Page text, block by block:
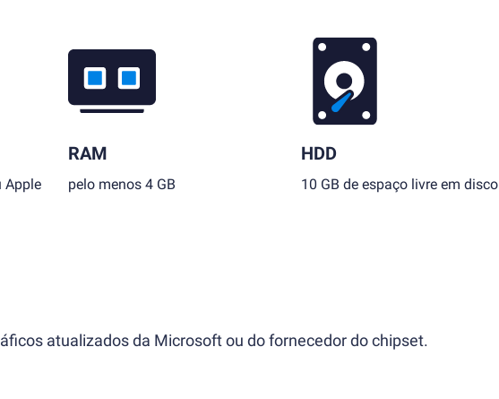
Apple
RAM
pelo menos 4 GB
HDD
10 GB de espaço livre em disco
atualizados da Microsoft ou do fornecedor do chipset.